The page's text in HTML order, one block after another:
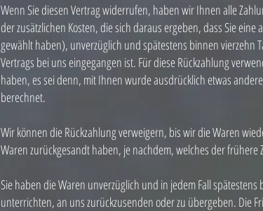
Wenn Sie diesen Vertrag widerrufen, haben wir Ihnen alle
der zusätzlichen Kosten, die sich daraus ergeben, dass Sie
gewählt haben), unverzüglich und spätestens binnen vierzehn
Vertrags bei uns eingegangen ist. Für diese Rückzahlung
haben, es sei denn, mit Ihnen wurde ausdrücklich etwas
berechnet.
Wir können die Rückzahlung verweigern, bis wir die Waren
Waren zurückgesandt haben, je nachdem, welches der frühere
Sie haben die Waren unverzüglich und in jedem Fall
unterrichten, an uns zurückzusenden oder zu übergeben. Die